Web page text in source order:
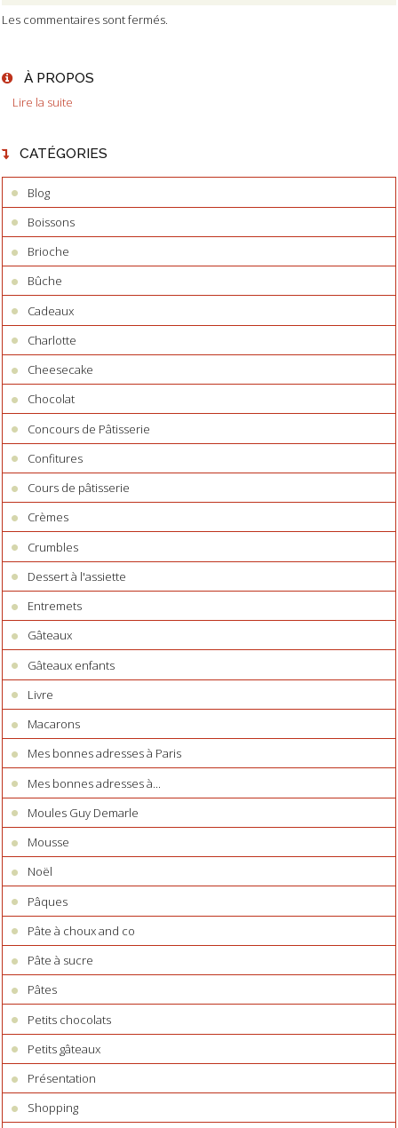
À PROPOS
Lire la suite
CATÉGORIES
Blog
Boissons
Brioche
Bûche
Cadeaux
Charlotte
Cheesecake
Chocolat
Concours de Pâtisserie
Confitures
Cours de pâtisserie
Crèmes
Crumbles
Dessert à l'assiette
Entremets
Gâteaux
Gâteaux enfants
Livre
Macarons
Mes bonnes adresses à Paris
Mes bonnes adresses à...
Moules Guy Demarle
Mousse
Noël
Pâques
Pâte à choux and co
Pâte à sucre
Pâtes
Petits chocolats
Petits gâteaux
Présentation
Shopping
Les commentaires sont fermés.